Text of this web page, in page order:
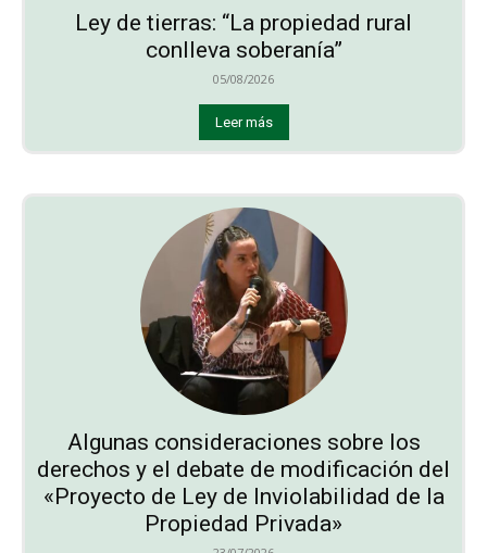
Ley de tierras: “La propiedad rural
conlleva soberanía”
05/08/2026
Leer más
Algunas consideraciones sobre los
derechos y el debate de modificación del
«Proyecto de Ley de Inviolabilidad de la
Propiedad Privada»